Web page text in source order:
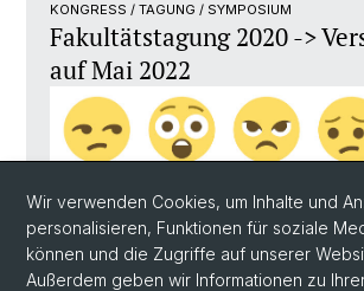
KONGRESS / TAGUNG / SYMPOSIUM
Fakultätstagung 2020 ->
auf Mai 2022
Wir verwenden Cookies, um Inhalte und
personalisieren, Funktionen für soziale
können und die Zugriffe auf unserer
Außerdem geben wir Informationen zu